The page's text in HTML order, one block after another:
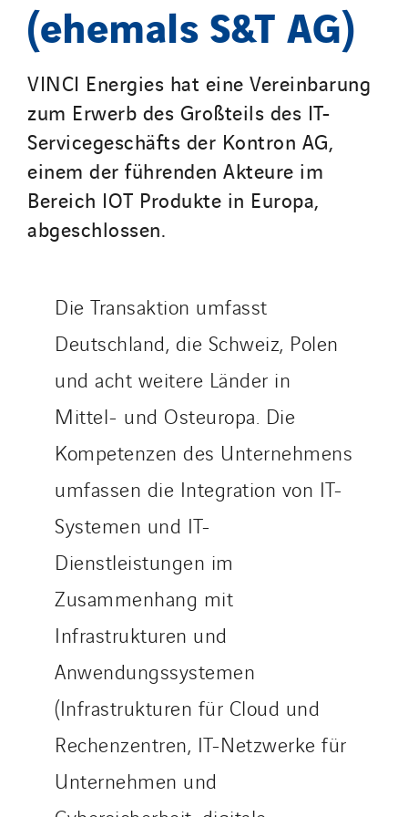
(ehemals S&T AG)
VINCI Energies hat eine Vereinbarung
zum Erwerb des Großteils des IT-
Servicegeschäfts der Kontron AG,
einem der führenden Akteure im
Bereich IOT Produkte in Europa,
abgeschlossen.
Die Transaktion umfasst
Deutschland, die Schweiz, Polen
und acht weitere Länder in
Mittel- und Osteuropa. Die
Kompetenzen des Unternehmens
umfassen die Integration von IT-
Systemen und IT-
Dienstleistungen im
Zusammenhang mit
Infrastrukturen und
Anwendungssystemen
(Infrastrukturen für Cloud und
Rechenzentren, IT-Netzwerke für
Unternehmen und
SDEL Savoie Léman
SDEL Tertiaire
SDEL Transport
SDEL Transport Services
Sedam
SEDD
Service One Alliance
Seves
SKE-International
Socalec
Sotécnica
SparkEx® Funkenlöschanlagen
STE Armor
Strasser
Stroomverdeler
Sylvestre Energies
TelComTec
Telematic Solutions
TG Concept
Tiab
Top Thermique
TranzCom
Travesset Beziers
Tunzini Antilles
Tunzini Grand Ouest
Tunzini Maintenance Nucléaire
TUNZINI Nucléaire